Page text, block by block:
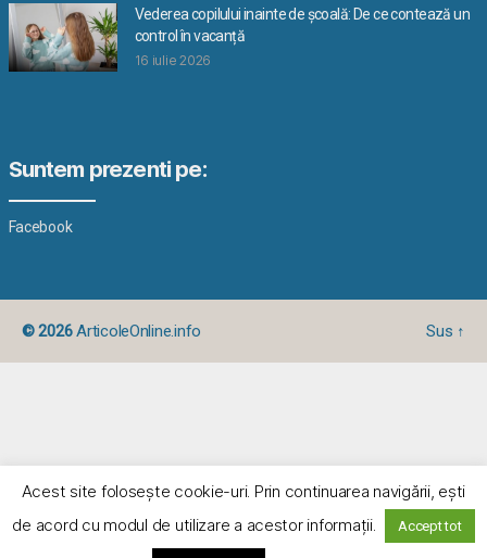
Vederea copilului inainte de școală: De ce contează un
control în vacanță
16 iulie 2026
Suntem prezenti pe:
Facebook
© 2026ArticoleOnline.info Sus ↑
Acest site foloseşte cookie-uri. Prin continuarea navigării, eşti
de acord cu modul de utilizare a acestor informaţii.
Accept tot